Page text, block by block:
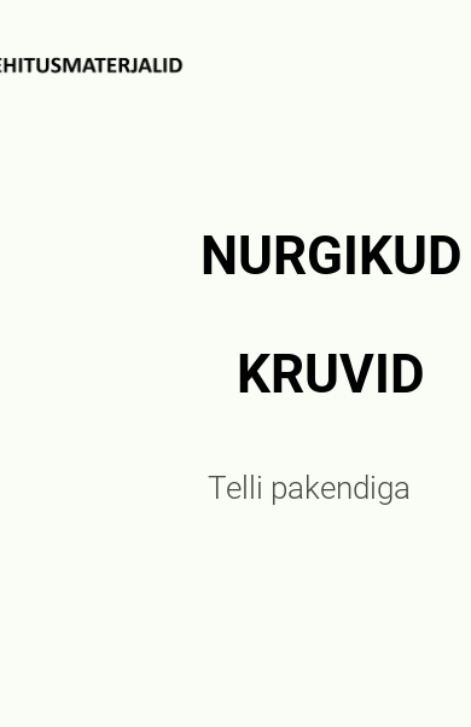
NURGIKUD
KRUVID